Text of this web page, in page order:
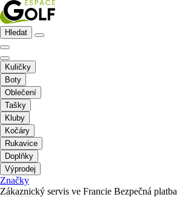
Hledat
Kuličky
Boty
Oblečení
Tašky
Kluby
Kočáry
Rukavice
Doplňky
Výprodej
Značky
Zákaznický servis ve Francie Bezpečná platba